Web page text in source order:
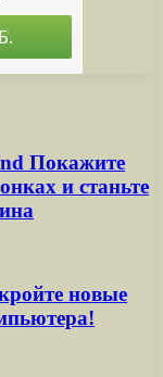
Покажите
и станьте
новые